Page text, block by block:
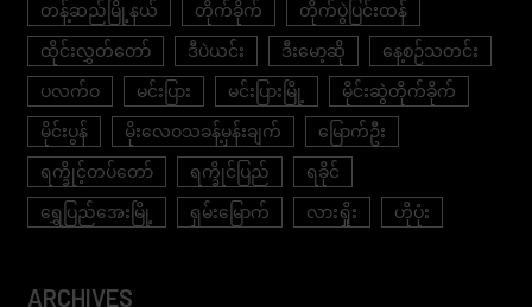
တန့်ဆည်မြို့နယ် တိုက်ခိုက် တိုက်ပွဲပြင်းထန်
ထိုင်းလွှတ်တော် ဒီပဲယင်း ဒီးမော့ဆို နေ့စဉ်သတင်း
ပလက်ဝ မင်းပြား မင်းပြားမြို့ မိုင်းဆွဲတိုက်ခိုက်
မိုင်းပွန် မိုးလေဝသခန့်မှန်းချက် မြောက်ဦး
ရက္ခိုင့်တပ်တော် ရက္ခိုင်ပြည် ရခိုင်
ရွှေပြည်အေးမြို့ ရှမ်းမြောက် လားရှိုး ဟိုပုံး
ARCHIVES